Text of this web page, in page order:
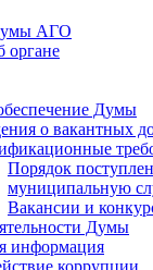
АГО
органе
Думы
о вакантных
Порядок
муниципальную
Вакансии и
Думы
информация
коррупции